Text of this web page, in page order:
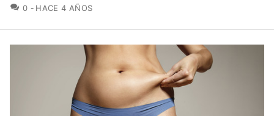
0 COMENTARIOS
HACE 4 AÑOS